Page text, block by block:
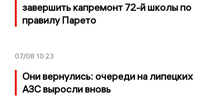
завершить капремонт 72-й школы по
правилу Парето
07/08 10:23
Они вернулись: очереди на липецких
АЗС выросли вновь